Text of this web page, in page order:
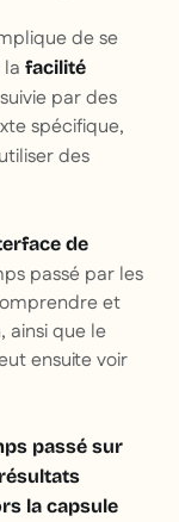
de se
facilité
par des
spécifique,
des
de
passé par les
et
ainsi que le
ensuite voir
passé sur
la capsule